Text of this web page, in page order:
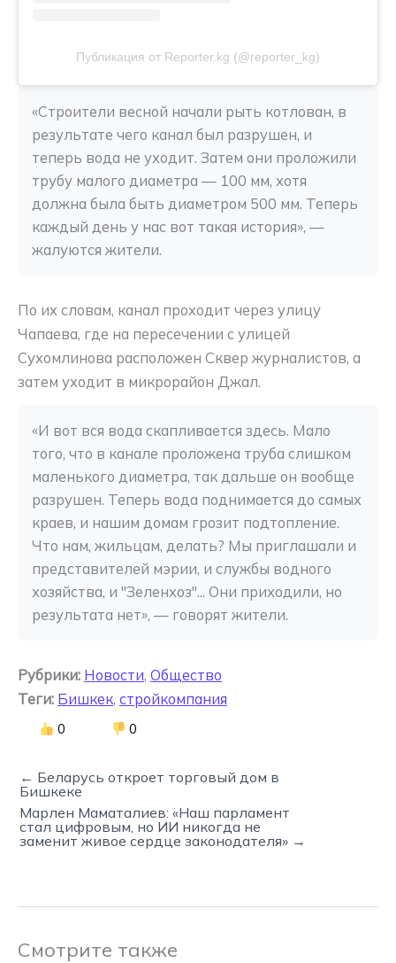
Публикация от Reporter.kg (@reporter_kg)
«Строители весной начали рыть котлован, в
результате чего канал был разрушен, и
теперь вода не уходит. Затем они проложили
трубу малого диаметра — 100 мм, хотя
должна была быть диаметром 500 мм. Теперь
каждый день у нас вот такая история», —
жалуются жители.
По их словам, канал проходит через улицу
Чапаева, где на пересечении с улицей
Сухомлинова расположен Сквер журналистов, а
затем уходит в микрорайон Джал.
«И вот вся вода скапливается здесь. Мало
того, что в канале проложена труба слишком
маленького диаметра, так дальше он вообще
разрушен. Теперь вода поднимается до самых
краев, и нашим домам грозит подтопление.
Что нам, жильцам, делать? Мы приглашали и
представителей мэрии, и службы водного
хозяйства, и "Зеленхоз"... Они приходили, но
результата нет», — говорят жители.
Рубрики: Новости, Общество
Теги: Бишкек, стройкомпания
0 0
← Беларусь откроет торговый дом в
Бишкеке
Марлен Маматалиев: «Наш парламент
стал цифровым, но ИИ никогда не
заменит живое сердце законодателя» →
Смотрите также